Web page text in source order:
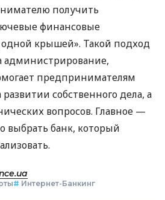
получить
финансовые
крышей». Такой подход
администрирование,
предпринимателям
собственного дела, а
вопросов. Главное —
выбрать банк, который
# Интернет-Банкинг